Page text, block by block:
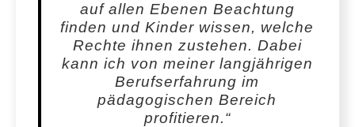
auf allen Ebenen Beachtung
finden und Kinder wissen, welche
Rechte ihnen zustehen. Dabei
kann ich von meiner langjährigen
Berufserfahrung im
pädagogischen Bereich
profitieren.“